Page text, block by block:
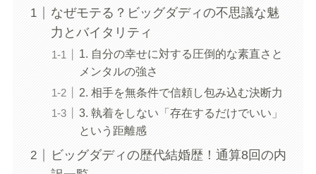
なぜモテる？ビッグダディの不思議な魅
力とバイタリティ
1. 自分の幸せに対する圧倒的な素直さと
メンタルの強さ
2. 相手を無条件で信頼し包み込む決断力
3. 執着をしない「存在するだけでいい」
という距離感
ビッグダディの歴代結婚歴！通算8回の内